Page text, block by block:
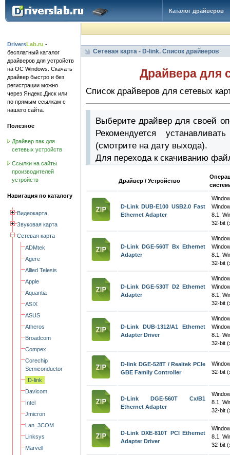
Каталог драйверов
DriversLab.ru -
бесплатный каталог
драйверов для устройств
на ОС Windows. Скачать
драйвер быстро и без
регистрации можно
через Яндекс.Диск или
по прямым ссылкам с
нашего сайта.
Полезное
Драйвер пак для
сетевых устройств
Ссылки на сайты
производителей
устройств
Навигация по каталогу
Видеокарта
Звуковая карта
Сетевая карта
ADMtek
Agere
Allied Telesis
Apple
Aquantia
ASIX
ASUS
Atheros
Broadcom
Compex
Corechip
Semiconductor
D-link
Davicom
Intel
Jmicron
Lan_3COM
Linksys
Marvell
Сетевая карта - D-link. Список драйверов
Драйвера для
Список драйверов для сетевых
Выберите драйвер для своей
Рекомендуется
(смотрите на дату выхода).
Для перехода к скачиванию
Драйвер / Устройство
D-Link DUB-E100 USB2.0 Fast
Ethernet Adapter
8.1,
32-bit
D-Link DGE-560T Bx Ethernet
Adapter
8.1,
32-bit
D-Link DGE-530T D2 Ethernet
Adapter
8.1,
32-bit
D-Link DUB-1312/A1 Ethernet
Adapter Driver
8.1,
32-bit
D-link DGE-528T / Realtek PCIe
GBE Family Controller
32-bit
D-Link DGE-560T Cx/B1
Ethernet Adapter
8.1,
32-bit
D-Link DXE-810T PCI Ethernet
Adapter Driver
8.1,
32-bit